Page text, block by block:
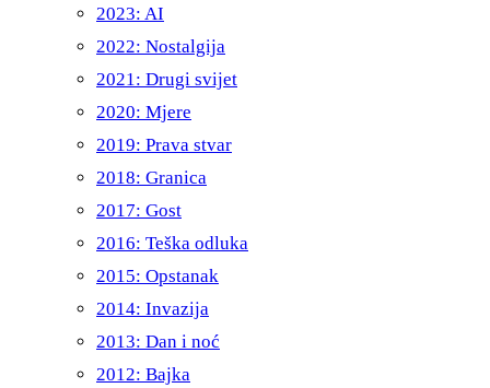
2023: AI
2022: Nostalgija
2021: Drugi svijet
2020: Mjere
2019: Prava stvar
2018: Granica
2017: Gost
2016: Teška odluka
2015: Opstanak
2014: Invazija
2013: Dan i noć
2012: Bajka